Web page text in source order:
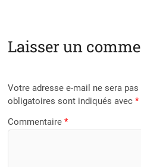
Laisser un
Votre adresse e-mail ne sera pas
obligatoires sont indiqués avec*
Commentaire*